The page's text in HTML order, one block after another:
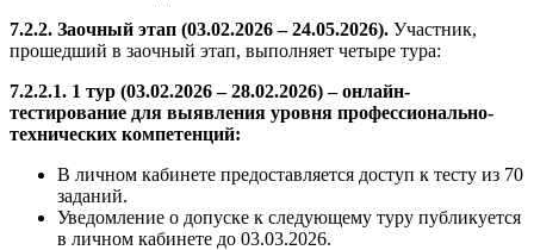
7.2.2. Заочный этап (03.02.2026 – 24.05.2026). Участник,
прошедший в заочный этап, выполняет четыре тура:
7.2.2.1. 1 тур (03.02.2026 – 28.02.2026) – онлайн-
тестирование для выявления уровня профессионально-
технических компетенций:
В личном кабинете предоставляется доступ к тесту из 70
заданий.
Уведомление о допуске к следующему туру публикуется
в личном кабинете до 03.03.2026.